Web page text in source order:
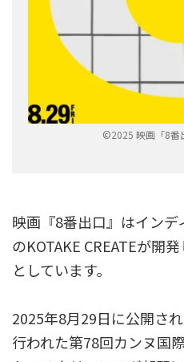
©2025 映画「8番
映画『8番出口』はイン
のKOTAKE CREATEが開
としています。
2025年8月29日に公開さ
行われた第78回カンヌ国